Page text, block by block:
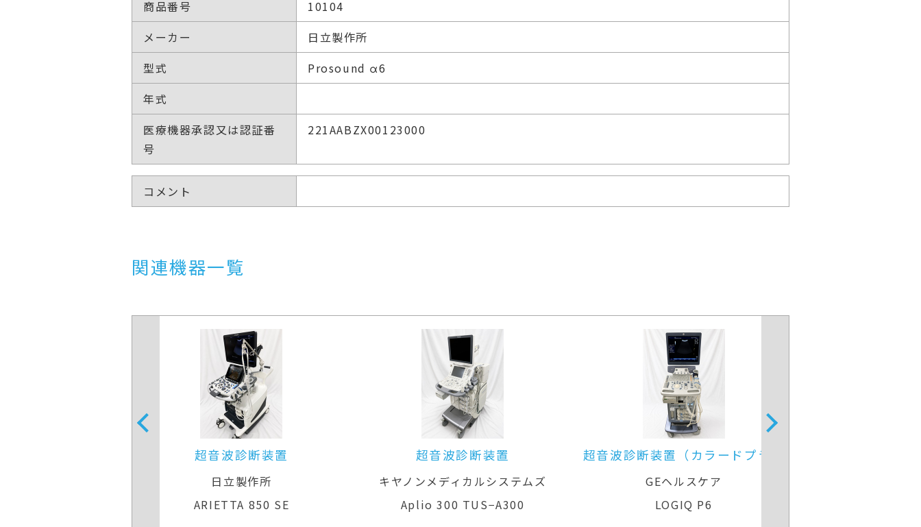
商品番号
10104
メーカー
日立製作所
型式
Prosound α6
年式
医療機器承認又は認証番
号
221AABZX00123000
コメント
関連機器一覧
超音波診断装置
日立製作所
ARIETTA 850 SE
超音波診断装置
キヤノンメディカルシステムズ
Aplio 300 TUS−A300
超音波診断装置（カラードプラ）
GEヘルスケア
LOGIQ P6